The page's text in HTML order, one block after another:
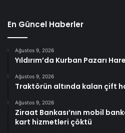
En Güncel Haberler
Ağustos 9, 2026
Yıldırım’da Kurban Pazarı
Ağustos 9, 2026
Traktörün altında kalan çift
Ağustos 9, 2026
Ziraat Bankası’nın mobil
kart hizmetleri çöktü